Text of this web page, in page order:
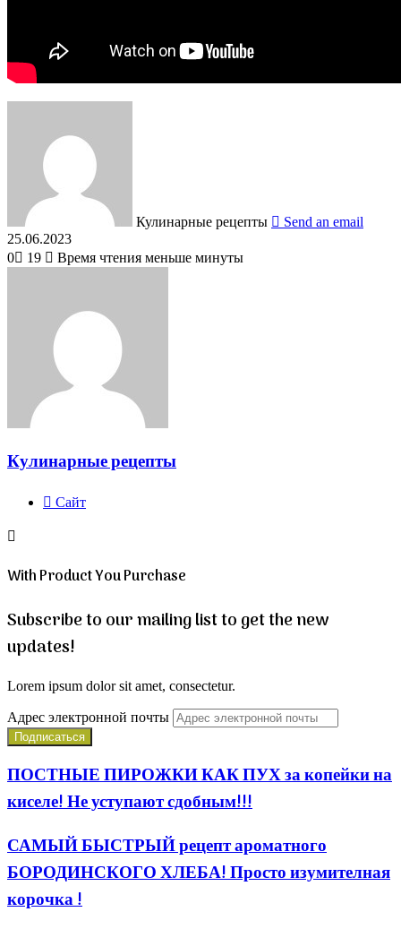
Кулинарные рецепты
Send an email
25.06.2023
0
19 Время чтения меньше минуты
Кулинарные рецепты
Сайт
With Product You Purchase
Subscribe to our mailing list to get the new
updates!
Lorem ipsum dolor sit amet, consectetur.
Адрес электронной почты
ПОСТНЫЕ ПИРОЖКИ КАК ПУХ за копейки на
киселе! Не уступают сдобным!!!
САМЫЙ БЫСТРЫЙ рецепт ароматного
БОРОДИНСКОГО ХЛЕБА! Просто изумителная
корочка !